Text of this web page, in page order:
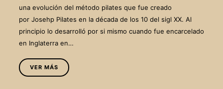
una evolución del método pilates que fue creado
por Josehp Pilates en la década de los 10 del sigl XX. Al
principio lo desarrolló por si mismo cuando fue encarcelado
en Inglaterra en…
VER MÁS